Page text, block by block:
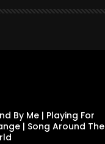
By Me | Playing For
| Song Around The